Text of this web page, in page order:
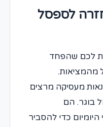
לספסל
לכם שהפחד
מהמציאות.
מעסיקה מרצים
בוגר. הם
כדי להסביר